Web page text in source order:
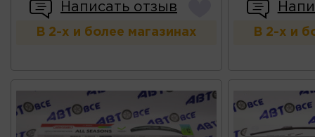
Написать отзыв
В 2-х и более магазинах В 2-х и